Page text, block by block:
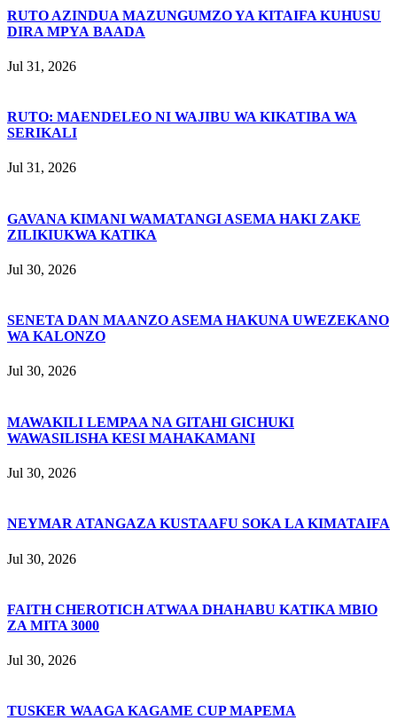
RUTO AZINDUA MAZUNGUMZO YA KITAIFA KUHUSU
DIRA MPYA BAADA
Jul 31, 2026
RUTO: MAENDELEO NI WAJIBU WA KIKATIBA WA
SERIKALI
Jul 31, 2026
GAVANA KIMANI WAMATANGI ASEMA HAKI ZAKE
ZILIKIUKWA KATIKA
Jul 30, 2026
SENETA DAN MAANZO ASEMA HAKUNA UWEZEKANO
WA KALONZO
Jul 30, 2026
MAWAKILI LEMPAA NA GITAHI GICHUKI
WAWASILISHA KESI MAHAKAMANI
Jul 30, 2026
NEYMAR ATANGAZA KUSTAAFU SOKA LA KIMATAIFA
Jul 30, 2026
FAITH CHEROTICH ATWAA DHAHABU KATIKA MBIO
ZA MITA 3000
Jul 30, 2026
TUSKER WAAGA KAGAME CUP MAPEMA